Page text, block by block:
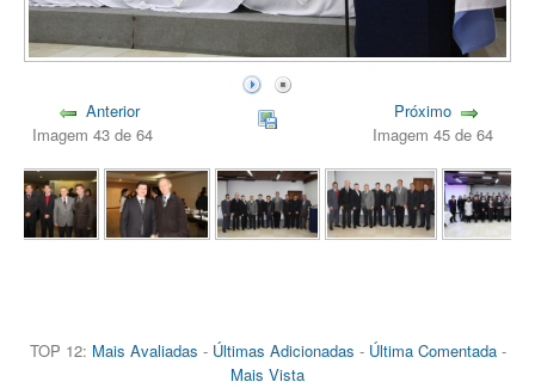
Anterior
Imagem 43 de 64
Próximo
Imagem 45 de 64
TOP 12: Mais Avaliadas - Últimas Adicionadas - Última Comentada-
Mais Vista